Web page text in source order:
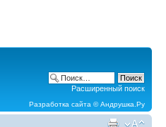
Расширенный поиск
Разработка сайта ©Андрушка.Ру